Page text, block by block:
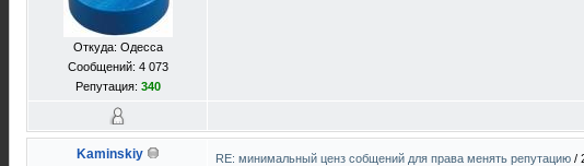
Откуда: Одесса
Сообщений: 4 073
Репутация: 340
Kaminskiy RE: минимальный ценз собщений для права менять репутацию /